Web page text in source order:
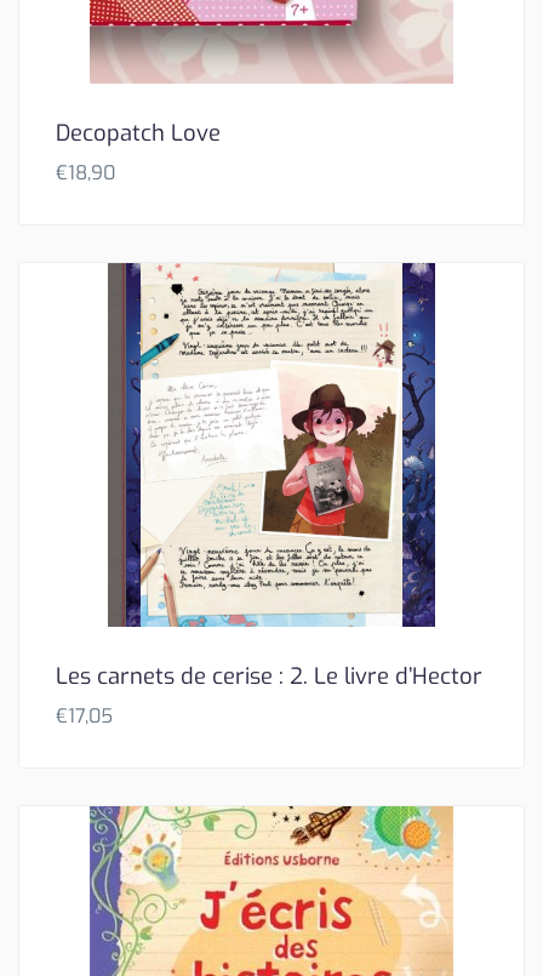
Decopatch Love
€18,90
Les carnets de cerise : 2. Le livre d’Hector
€17,05